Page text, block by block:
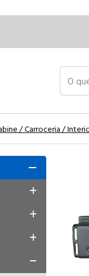
O que
/ Carroceria /